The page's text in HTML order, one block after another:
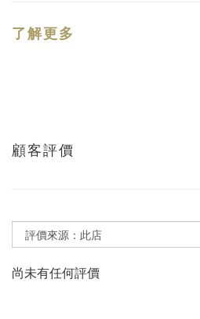
了解更多
顧客評價
尚未有任何評價